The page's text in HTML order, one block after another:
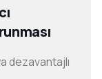
dezavantajlı